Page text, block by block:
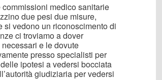
medico sanitarie
due pesi due misure,
vedono un riconoscimento di
ci troviamo a dover
e le dovute
presso specialisti per
ipotesi a vedersi bocciata
giudiziaria per vedersi